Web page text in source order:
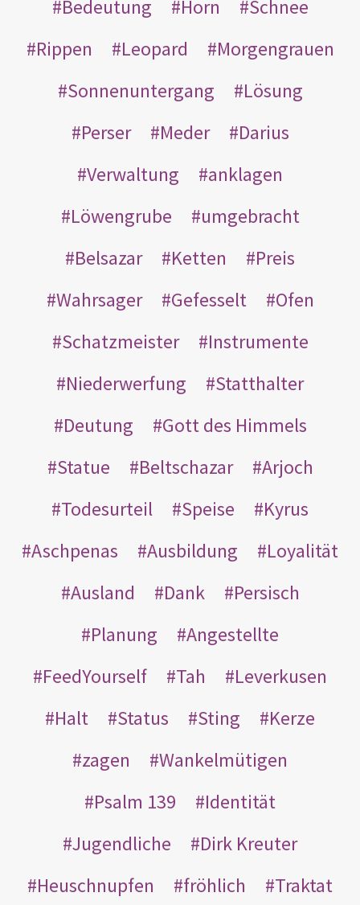
Bedeutung Horn
Schnee
Rippen
Leopard
Morgengrauen
Sonnenuntergang
Lösung
Perser
Meder
Darius
Verwaltung
anklagen
Löwengrube
umgebracht
Belsazar
Ketten
Preis
Wahrsager
Gefesselt
Ofen
Schatzmeister
Instrumente
Niederwerfung
Statthalter
Deutung
Gott des Himmels
Statue
Beltschazar
Arjoch
Todesurteil
Speise
Kyrus
Aschpenas
Ausbildung
Loyalität
Ausland
Dank
Persisch
Planung
Angestellte
FeedYourself
Tah
Leverkusen
Halt
Status Sting
Kerze
zagen
Wankelmütigen
Psalm 139
Identität
Jugendliche
Dirk Kreuter
Heuschnupfen
fröhlich
Traktat